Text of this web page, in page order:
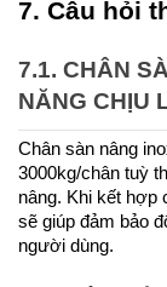
7. Câu hỏi
7.1. CHÂN
NĂNG CHỊU
Chân sàn nâng
3000kg/chân tuỳ
nâng. Khi kết hợp
sẽ giúp đảm bảo
người dùng.